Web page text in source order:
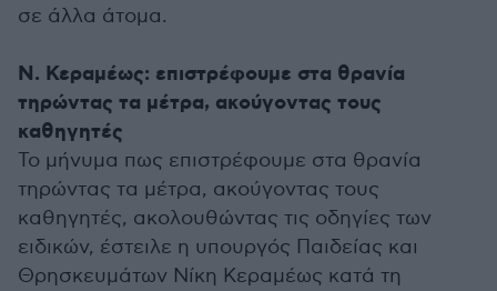
σε άλλα άτομα.
Ν. Κεραμέως: επιστρέφουμε στα θρανία
τηρώντας τα μέτρα, ακούγοντας τους
καθηγητές
Το μήνυμα πως επιστρέφουμε στα θρανία
τηρώντας τα μέτρα, ακούγοντας τους
καθηγητές, ακολουθώντας τις οδηγίες των
ειδικών, έστειλε η υπουργός Παιδείας και
Θρησκευμάτων Νίκη Κεραμέως κατά τη